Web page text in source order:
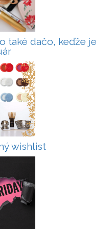
také dačo, keďže je
wishlist